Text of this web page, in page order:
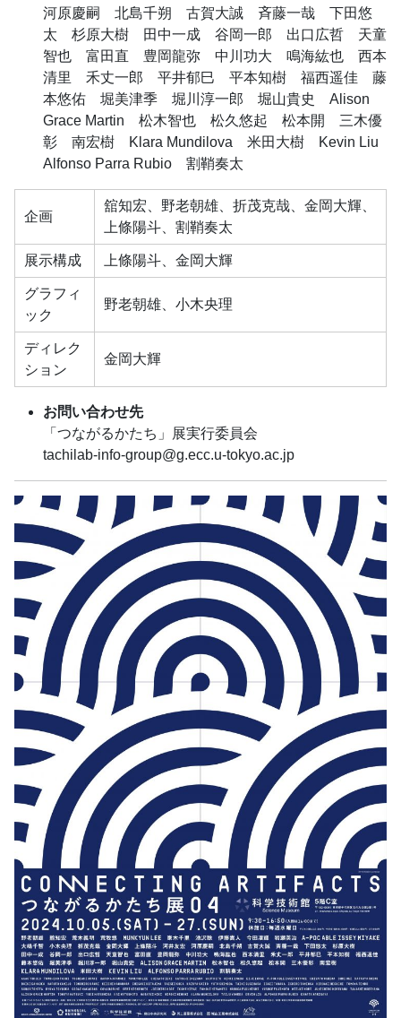
河原慶嗣 北島千朔 古賀大誠 斉藤一哉 下田悠
太 杉原大樹 田中一成 谷岡一郎 出口広哲 天童
智也 富田直 豊岡龍弥 中川功大 鳴海紘也 西本
清里 禾丈一郎 平井郁巳 平本知樹 福西遥佳 藤
本悠佑 堀美津季 堀川淳一郎 堀山貴史 Alison
Grace Martin 松木智也 松久悠起 松本開 三木優
彰 南宏樹 Klara Mundilova 米田大樹 Kevin Liu
Alfonso Parra Rubio 割鞘奏太
企画
舘知宏、野老朝雄、折茂克哉、金岡大輝、
上條陽斗、割鞘奏太
展示構成 上條陽斗、金岡大輝
グラフィ
ック
野老朝雄、小木央理
ディレク
ション
金岡大輝
お問い合わせ先
「つながるかたち」展実行委員会
tachilab-info-group@g.ecc.u-tokyo.ac.jp